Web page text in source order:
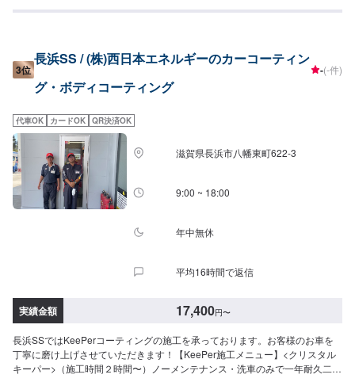
3位
長浜SS / (株)西日本エネルギーのカーコーティン
グ・ボディコーティング
-(-件)
代車OK カードOK QR決済OK
滋賀県長浜市八幡東町622-3
9:00 ~ 18:00
年中無休
平均16時間で返信
実績金額 17,400円〜
長浜SSではKeePerコーティングの施工を承っております。お客様のお車を
丁寧に磨け上げさせていただきます！【KeePer施工メニュー】<クリスタル
キーパー>（施工時間２時間〜）ノーメンテナンス・洗車のみで一年耐久二層